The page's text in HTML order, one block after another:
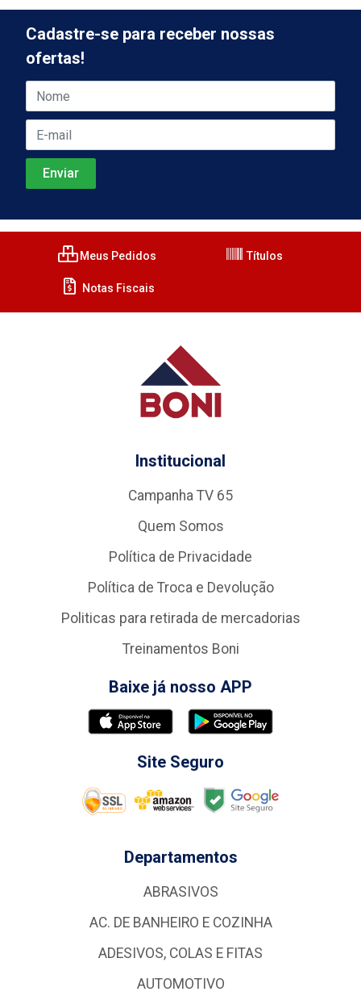
Cadastre-se para receber nossas
ofertas!
Meus Pedidos Títulos
Notas Fiscais
Institucional
Campanha TV 65
Quem Somos
Política de Privacidade
Política de Troca e Devolução
Politicas para retirada de mercadorias
Treinamentos Boni
Baixe já nosso APP
Site Seguro
Departamentos
ABRASIVOS
AC. DE BANHEIRO E COZINHA
ADESIVOS, COLAS E FITAS
AUTOMOTIVO